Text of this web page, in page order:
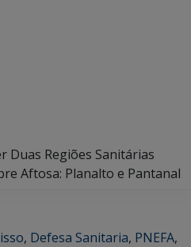
Duas Regiões Sanitárias
Aftosa: Planalto e Pantanal
, Defesa Sanitaria, PNEFA,